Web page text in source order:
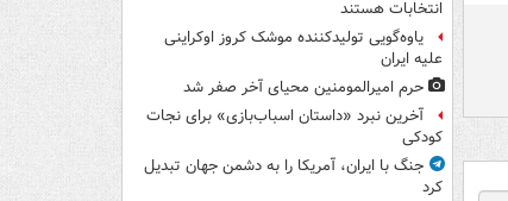
انتخابات هستند
یاوه‌گویی تولیدکننده موشک کروز اوکراینی
علیه ایران
حرم امیرالمومنین محیای آخر صفر شد
آخرین نبرد «داستان اسباب‌بازی» برای نجات
کودکی
جنگ با ایران، آمریکا را به دشمن جهان تبدیل
کرد